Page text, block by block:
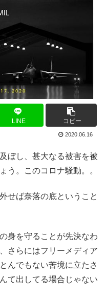
LINE コピー
2020.06.16
ぼし、甚大なる被害を被
う。このコロナ騒動。。
せば奈落の底ということ
身を守ることが先決なわ
さらにはフリーメディア
んでもない苦境に立たさ
て出してる場合じゃない